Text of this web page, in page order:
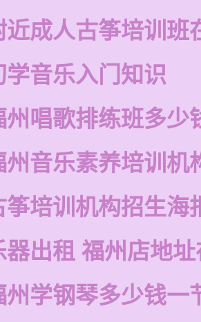
近成人古筝培训班
学音乐入门知识
州唱歌排练班多少
州音乐素养培训机
筝培训机构招生海
器出租 福州店地
州学钢琴多少钱一